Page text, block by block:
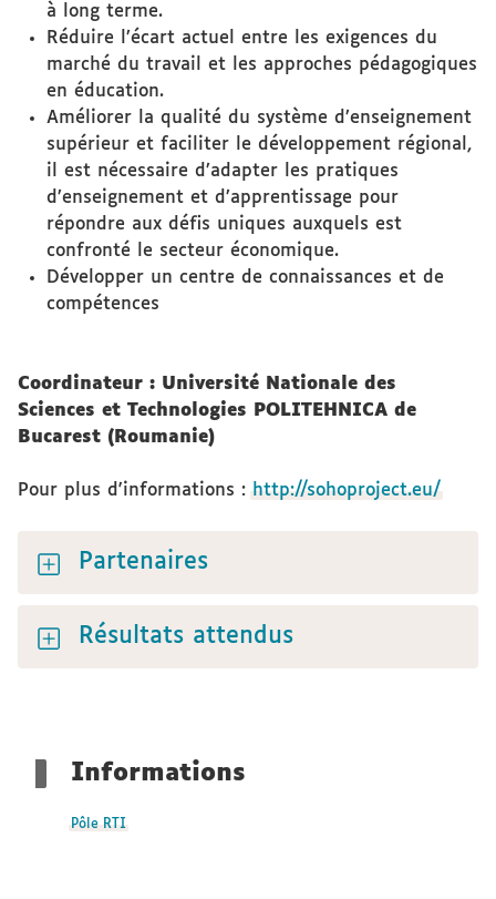
à long terme.
Réduire l’écart actuel entre les exigences du
marché du travail et les approches pédagogiques
en éducation.
Améliorer la qualité du système d’enseignement
supérieur et faciliter le développement régional,
il est nécessaire d’adapter les pratiques
d’enseignement et d’apprentissage pour
répondre aux défis uniques auxquels est
confronté le secteur économique.
Développer un centre de connaissances et de
compétences
Coordinateur : Université Nationale des
Sciences et Technologies POLITEHNICA de
Bucarest (Roumanie)
Pour plus d'informations : http://sohoproject.eu/
Partenaires
Résultats attendus
Informations
Pôle RTI